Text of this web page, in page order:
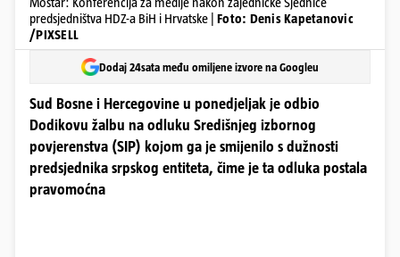
predsjedništva HDZ-a BiH i Hrvatske | Foto: Denis Kapetanovic
/PIXSELL
Dodaj 24sata među omiljene izvore na Googleu
Sud Bosne i Hercegovine u ponedjeljak je odbio
Dodikovu žalbu na odluku Središnjeg izbornog
povjerenstva (SIP) kojom ga je smijenilo s dužnosti
predsjednika srpskog entiteta, čime je ta odluka postala
pravomoćna